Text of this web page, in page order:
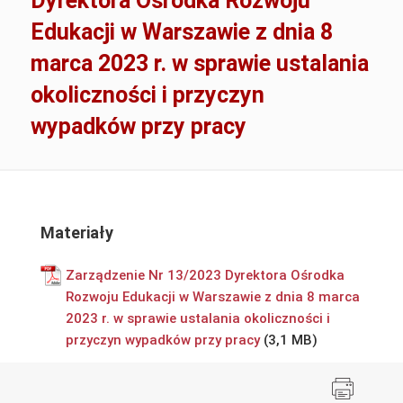
Edukacji w Warszawie z dnia 8
marca 2023 r. w sprawie ustalania
okoliczności i przyczyn
wypadków przy pracy
Materiały
Zarządzenie Nr 13/2023 Dyrektora Ośrodka
Rozwoju Edukacji w Warszawie z dnia 8 marca
2023 r. w sprawie ustalania okoliczności i
przyczyn wypadków przy pracy